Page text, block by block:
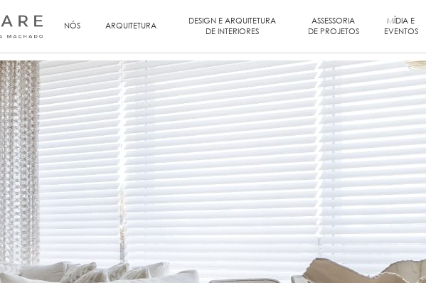
NÓS ARQUITETURA
DESIGN E ARQUITETURA
DE INTERIORES
ASSESSORIA
DE PROJETOS
MÍDIA E
EVENTOS